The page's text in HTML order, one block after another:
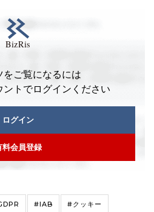
をご覧になるには
トでログインください
ログイン
料会員登録
#IAB #クッキー